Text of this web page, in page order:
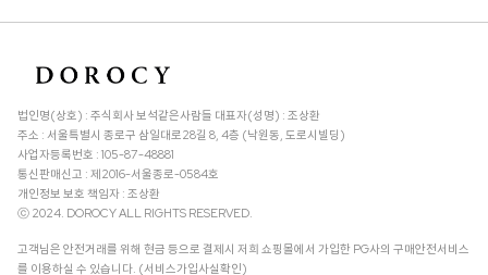
법인명(상호) : 주식회사 보석같은사람들 대표자(성명) : 조상환
주소 : 서울특별시 종로구 삼일대로28길 8, 4층 (낙원동, 도로시빌딩)
사업자등록번호 : 105-87-48881
통신판매신고 : 제2016-서울종로-0584호
개인정보 보호 책임자 : 조상환
ⓒ 2024. DOROCY ALL RIGHTS RESERVED.
고객님은 안전거래를 위해 현금 등으로 결제시 저희 쇼핑몰에서 가입한 PG사의 구매안전서비스
를 이용하실 수 있습니다. (서비스가입사실확인)